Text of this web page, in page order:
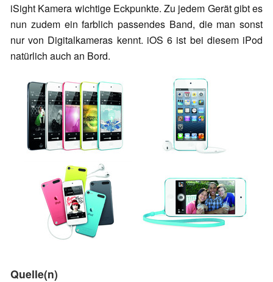
iSight Kamera wichtige Eckpunkte. Zu jedem Gerät gibt es
nun zudem ein farblich passendes Band, die man sonst
nur von Digitalkameras kennt. iOS 6 ist bei diesem iPod
natürlich auch an Bord.
Quelle(n)